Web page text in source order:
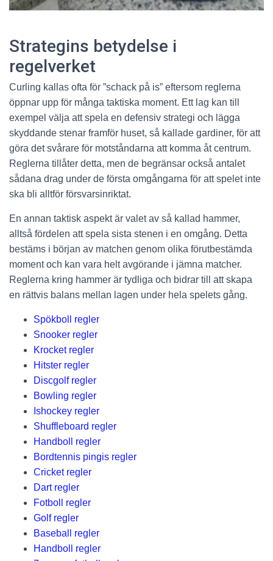
Strategins betydelse i
regelverket
Curling kallas ofta för ”schack på is” eftersom reglerna
öppnar upp för många taktiska moment. Ett lag kan till
exempel välja att spela en defensiv strategi och lägga
skyddande stenar framför huset, så kallade gardiner, för att
göra det svårare för motståndarna att komma åt centrum.
Reglerna tillåter detta, men de begränsar också antalet
sådana drag under de första omgångarna för att spelet inte
ska bli alltför försvarsinriktat.
En annan taktisk aspekt är valet av så kallad hammer,
alltså fördelen att spela sista stenen i en omgång. Detta
bestäms i början av matchen genom olika förutbestämda
moment och kan vara helt avgörande i jämna matcher.
Reglerna kring hammer är tydliga och bidrar till att skapa
en rättvis balans mellan lagen under hela spelets gång.
Spökboll regler
Snooker regler
Krocket regler
Hitster regler
Discgolf regler
Bowling regler
Ishockey regler
Shuffleboard regler
Handboll regler
Bordtennis pingis regler
Cricket regler
Dart regler
Fotboll regler
Golf regler
Baseball regler
Handboll regler